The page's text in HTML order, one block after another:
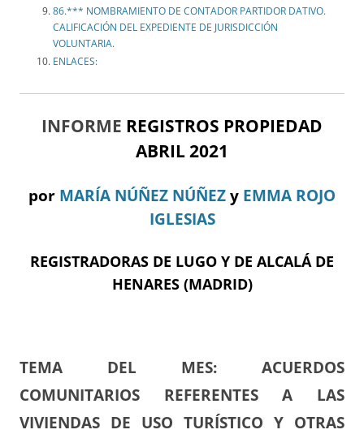
86.*** NOMBRAMIENTO DE CONTADOR PARTIDOR DATIVO.
CALIFICACIÓN DEL EXPEDIENTE DE JURISDICCIÓN
VOLUNTARIA.
ENLACES:
INFORME REGISTROS PROPIEDAD
ABRIL 2021
por MARÍA NÚÑEZ NÚÑEZ y EMMA ROJO
IGLESIAS
REGISTRADORAS DE LUGO Y DE ALCALÁ DE
HENARES (MADRID)
TEMA DEL MES: ACUERDOS
COMUNITARIOS REFERENTES A LAS
VIVIENDAS DE USO TURÍSTICO Y OTRAS